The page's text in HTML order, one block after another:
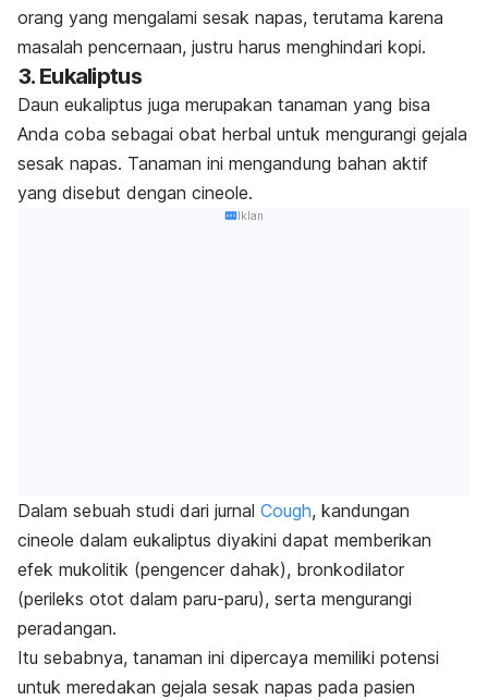
orang yang mengalami sesak napas, terutama karena
masalah pencernaan, justru harus menghindari kopi.
3. Eukaliptus
Daun eukaliptus juga merupakan tanaman yang bisa
Anda coba sebagai obat herbal untuk mengurangi gejala
sesak napas. Tanaman ini mengandung bahan aktif
yang disebut dengan cineole.
Iklan
Dalam sebuah studi dari jurnal Cough, kandungan
cineole dalam eukaliptus diyakini dapat memberikan
efek mukolitik (pengencer dahak), bronkodilator
(perileks otot dalam paru-paru), serta mengurangi
peradangan.
Itu sebabnya, tanaman ini dipercaya memiliki potensi
untuk meredakan gejala sesak napas pada pasien